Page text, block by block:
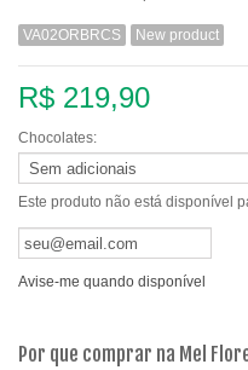
VA02ORBRCS New product
R$ 219,90
Chocolates:
Este produto não está disponível
Avise-me quando disponível
Por que comprar na Mel